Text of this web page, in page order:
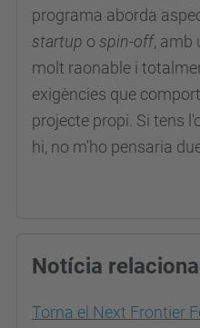
programa aborda
startup o spin-off, amb
molt raonable i
exigències que
projecte propi. Si tens
hi, no m’ho pensaria
Notícia
Torna el Next Frontier